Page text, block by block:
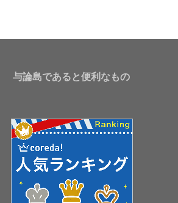
与論島であると便利なもの